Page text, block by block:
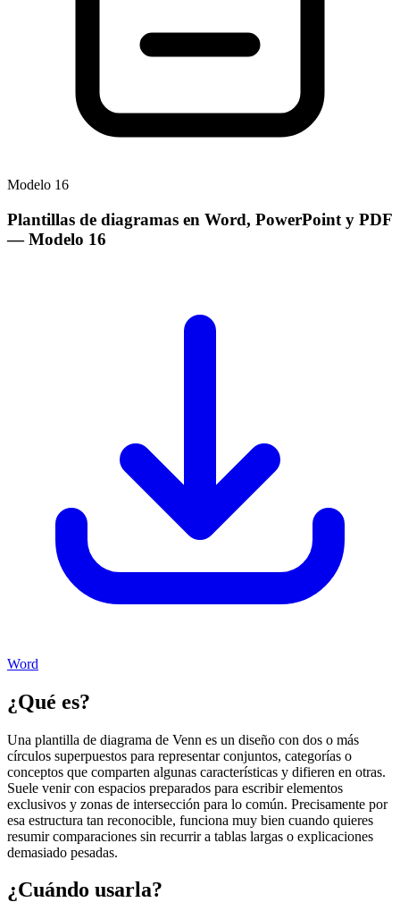
Modelo 16
Plantillas de diagramas en Word, PowerPoint y PDF
— Modelo 16
Word
¿Qué es?
Una plantilla de diagrama de Venn es un diseño con dos o más
círculos superpuestos para representar conjuntos, categorías o
conceptos que comparten algunas características y difieren en otras.
Suele venir con espacios preparados para escribir elementos
exclusivos y zonas de intersección para lo común. Precisamente por
esa estructura tan reconocible, funciona muy bien cuando quieres
resumir comparaciones sin recurrir a tablas largas o explicaciones
demasiado pesadas.
¿Cuándo usarla?